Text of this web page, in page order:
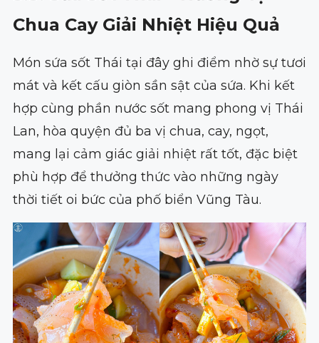
Chua Cay Giải Nhiệt Hiệu Quả
Món sứa sốt Thái tại đây ghi điểm nhờ sự tươi
mát và kết cấu giòn sần sật của sứa. Khi kết
hợp cùng phần nước sốt mang phong vị Thái
Lan, hòa quyện đủ ba vị chua, cay, ngọt,
mang lại cảm giác giải nhiệt rất tốt, đặc biệt
phù hợp để thưởng thức vào những ngày
thời tiết oi bức của phố biển Vũng Tàu.